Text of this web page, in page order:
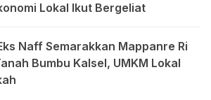
Lokal Ikut Bergeliat
Naff Semarakkan Mappanre Ri
Bumbu Kalsel, UMKM Lokal